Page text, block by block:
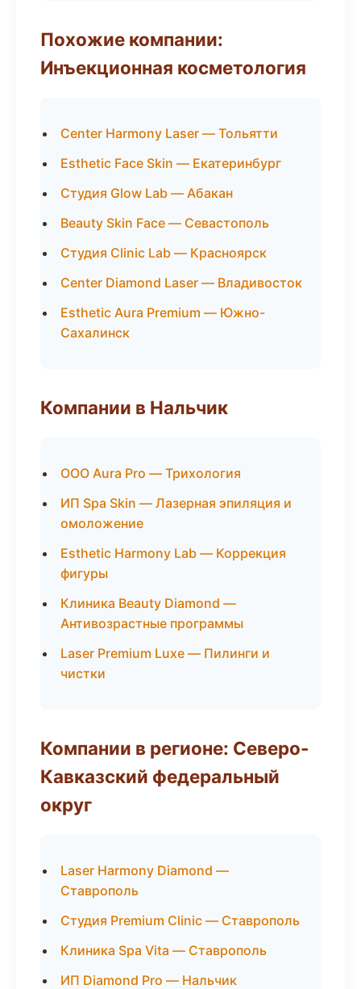
Похожие компании:
Инъекционная косметология
Center Harmony Laser — Тольятти
Esthetic Face Skin — Екатеринбург
Студия Glow Lab — Абакан
Beauty Skin Face — Севастополь
Студия Clinic Lab — Красноярск
Center Diamond Laser — Владивосток
Esthetic Aura Premium — Южно-
Сахалинск
Компании в Нальчик
ООО Aura Pro — Трихология
ИП Spa Skin — Лазерная эпиляция и
омоложение
Esthetic Harmony Lab — Коррекция
фигуры
Клиника Beauty Diamond —
Антивозрастные программы
Laser Premium Luxe — Пилинги и
чистки
Компании в регионе: Северо-
Кавказский федеральный
округ
Laser Harmony Diamond —
Ставрополь
Студия Premium Clinic — Ставрополь
Клиника Spa Vita — Ставрополь
ИП Diamond Pro — Нальчик